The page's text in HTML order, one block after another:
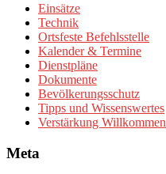
Einsätze
Technik
Ortsfeste Befehlsstelle
Kalender & Termine
Dienstpläne
Dokumente
Bevölkerungsschutz
Tipps und Wissenswertes
Verstärkung Willkommen
Meta